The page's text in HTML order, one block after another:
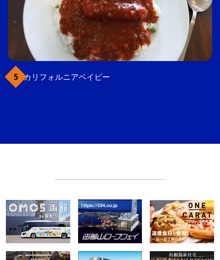
カリフォルニアベイビー